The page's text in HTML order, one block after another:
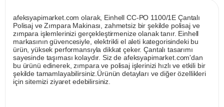
afeksyapimarket.com olarak, Einhell CC-PO 1100/1E Çantalı
Polisaj ve Zımpara Makinası, zahmetsiz bir şekilde polisaj ve
zımpara işlemlerinizi gerçekleştirmenize olanak tanır. Einhell
markasının güvencesiyle, elektrikli el aleti kategorisindeki bu
ürün, yüksek performansıyla dikkat çeker. Çantalı tasarımı
sayesinde taşıması kolaydır. Siz de afeksyapimarket.com'dan
bu ürünü edinerek, zımpara ve polisaj işlerinizi hızlı ve etkili bir
şekilde tamamlayabilirsiniz.Ürünün detayları ve diğer özellikleri
için sitemizi ziyaret edebilirsiniz.